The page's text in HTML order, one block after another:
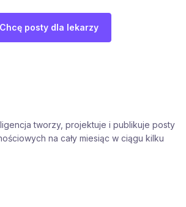
Chcę posty dla lekarzy
tworzy, projektuje i publikuje posty
na cały miesiąc w ciągu kilku